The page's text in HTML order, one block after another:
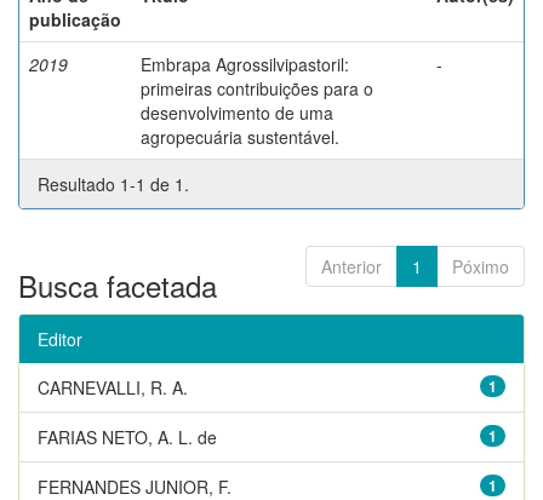
publicação
2019
Embrapa Agrossilvipastoril:
primeiras contribuições para o
desenvolvimento de uma
agropecuária sustentável.
-
Resultado 1-1 de 1.
Anterior 1 Póximo
Busca facetada
Editor
1
CARNEVALLI, R. A.
1
FARIAS NETO, A. L. de
1
FERNANDES JUNIOR, F.